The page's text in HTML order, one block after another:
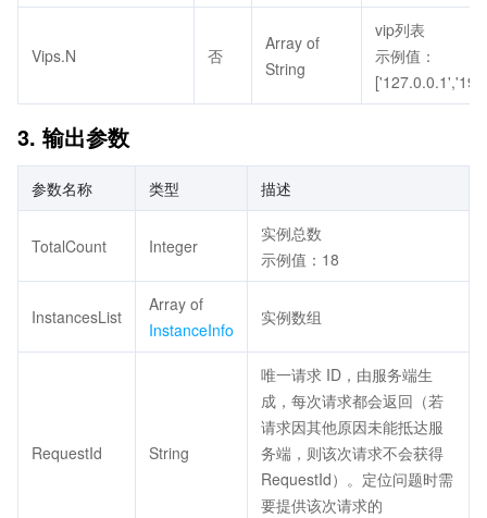
Vips.N 否
Array of
String
vip列表
示例值：
3. 输出参数
参数名称 类型 描述
TotalCount Integer
实例总数
示例值：18
InstancesList
Array of
InstanceInfo
实例数组
RequestId String
唯一请求 ID，由服务端生
成，每次请求都会返回（若
请求因其他原因未能抵达服
务端，则该次请求不会获得
RequestId）。定位问题时需
要提供该次请求的